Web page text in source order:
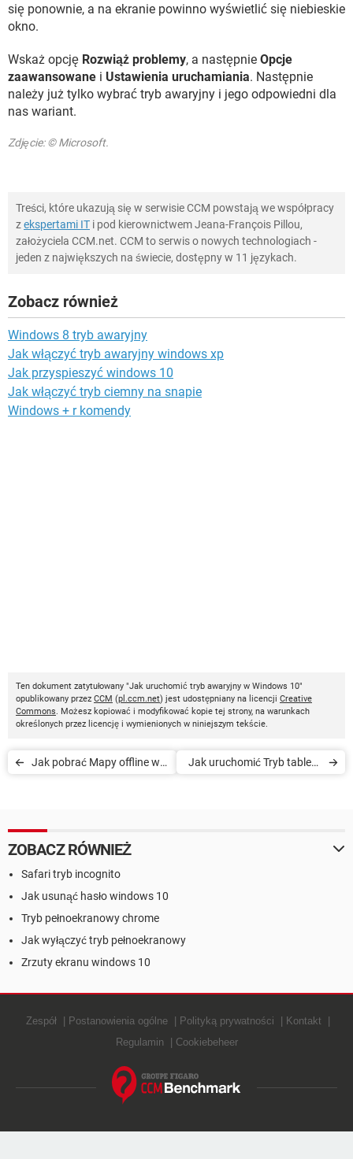
się ponownie, a na ekranie powinno wyświetlić się niebieskie
okno.
Wskaż opcję Rozwiąż problemy, a następnie Opcje
zaawansowane i Ustawienia uruchamiania. Następnie
należy już tylko wybrać tryb awaryjny i jego odpowiedni dla
nas wariant.
Zdjęcie: © Microsoft.
Treści, które ukazują się w serwisie CCM powstają we współpracy
zekspertami IT i pod kierownictwem Jeana-François Pillou,
założyciela CCM.net. CCM to serwis o nowych technologiach -
jeden z największych na świecie, dostępny w 11 językach.
Zobacz również
Windows 8 tryb awaryjny
Jak włączyć tryb awaryjny windows xp
Jak przyspieszyć windows 10
Jak włączyć tryb ciemny na snapie
Windows + r komendy
Ten dokument zatytułowany "Jak uruchomić tryb awaryjny w Windows 10"
opublikowany przez CCM (pl.ccm.net) jest udostępniany na licencji Creative
Commons. Możesz kopiować i modyfikować kopie tej strony, na warunkach
określonych przez licencję i wymienionych w niniejszym tekście.
Jak pobrać Mapy offline w
Jak uruchomić Tryb tabletu
ZOBACZ RÓWNIEŻ
Safari tryb incognito
Jak usunąć hasło windows 10
Tryb pełnoekranowy chrome
Jak wyłączyć tryb pełnoekranowy
Zrzuty ekranu windows 10
Zespół Postanowienia ogólne Polityką prywatności
Kontakt
Regulamin
Cookiebeheer